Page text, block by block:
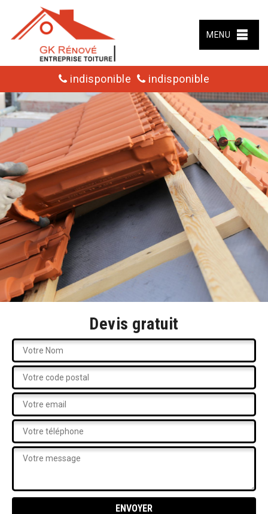
MENU
indisponible indisponible
Devis gratuit